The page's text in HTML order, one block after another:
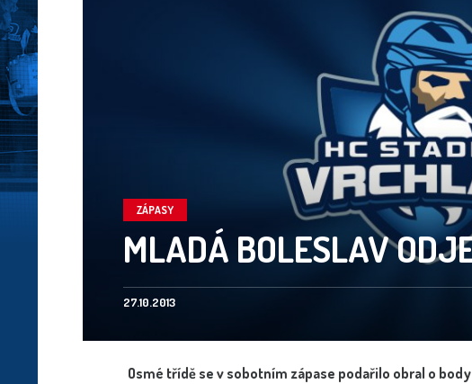
ZÁPASY
MLADÁ BOLESLAV
27.10.2013
Osmé třídě se v sobotním zápase podařilo obral o